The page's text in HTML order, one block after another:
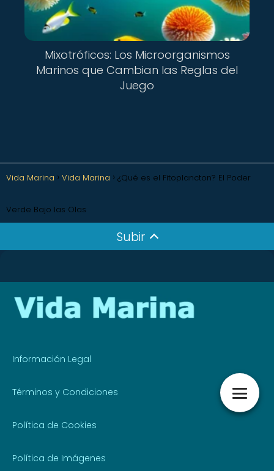
Mixotróficos: Los Microorganismos
Marinos que Cambian las Reglas del
Juego
Vida Marina Vida Marina ¿Qué es el Fitoplancton? El Poder
Verde Bajo las Olas
Subir
Información Legal
Términos y Condiciones
Política de Cookies
Política de Imágenes